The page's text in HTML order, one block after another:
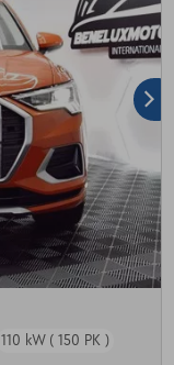
110 kW ( 150 PK )